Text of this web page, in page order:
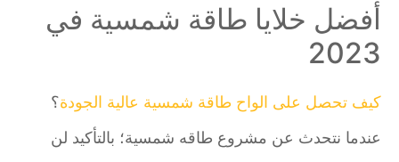
أفضل خلايا طاقة شمسية في
2023
كيف تحصل على الواح طاقة شمسية عالية الجودة؟
عندما نتحدث عن مشروع طاقه شمسية؛ بالتأكيد لن